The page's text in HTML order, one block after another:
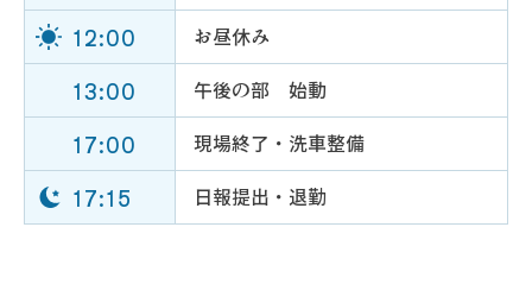
12:00 お昼休み
13:00 午後の部 始動
17:00 現場終了・洗車整備
17:15 日報提出・退勤